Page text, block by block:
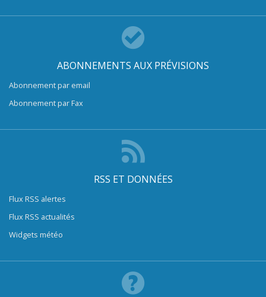
ABONNEMENTS AUX PRÉVISIONS
Abonnement par email
Abonnement par Fax
RSS ET DONNÉES
Flux RSS alertes
Flux RSS actualités
Widgets météo